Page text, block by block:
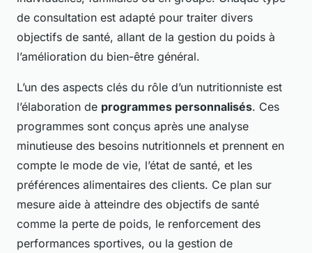
de consultation est adapté pour traiter divers
objectifs de santé, allant de la gestion du poids à
l’amélioration du bien-être général.
L’un des aspects clés du rôle d’un nutritionniste est
l’élaboration de programmes personnalisés. Ces
programmes sont conçus après une analyse
minutieuse des besoins nutritionnels et prennent en
compte le mode de vie, l’état de santé, et les
préférences alimentaires des clients. Ce plan sur
mesure aide à atteindre des objectifs de santé
comme la perte de poids, le renforcement des
performances sportives, ou la gestion de